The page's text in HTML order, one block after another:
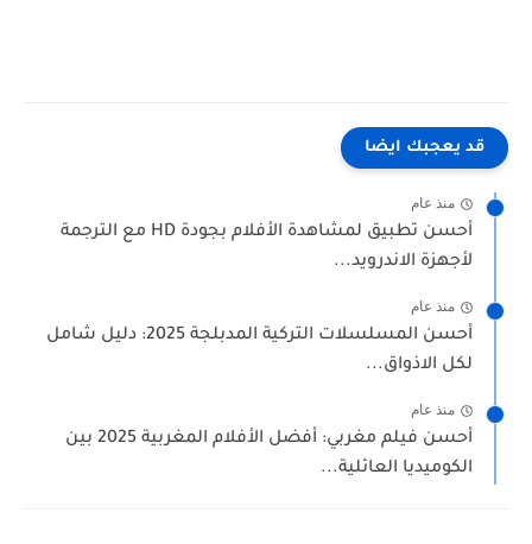
قد يعجبك ايضا
منذ عام
أحسن تطبيق لمشاهدة الأفلام بجودة HD مع الترجمة
لأجهزة الاندرويد...
منذ عام
أحسن المسلسلات التركية المدبلجة 2025: دليل شامل
لكل الاذواق...
منذ عام
أحسن فيلم مغربي: أفضل الأفلام المغربية 2025 بين
الكوميديا العائلية...